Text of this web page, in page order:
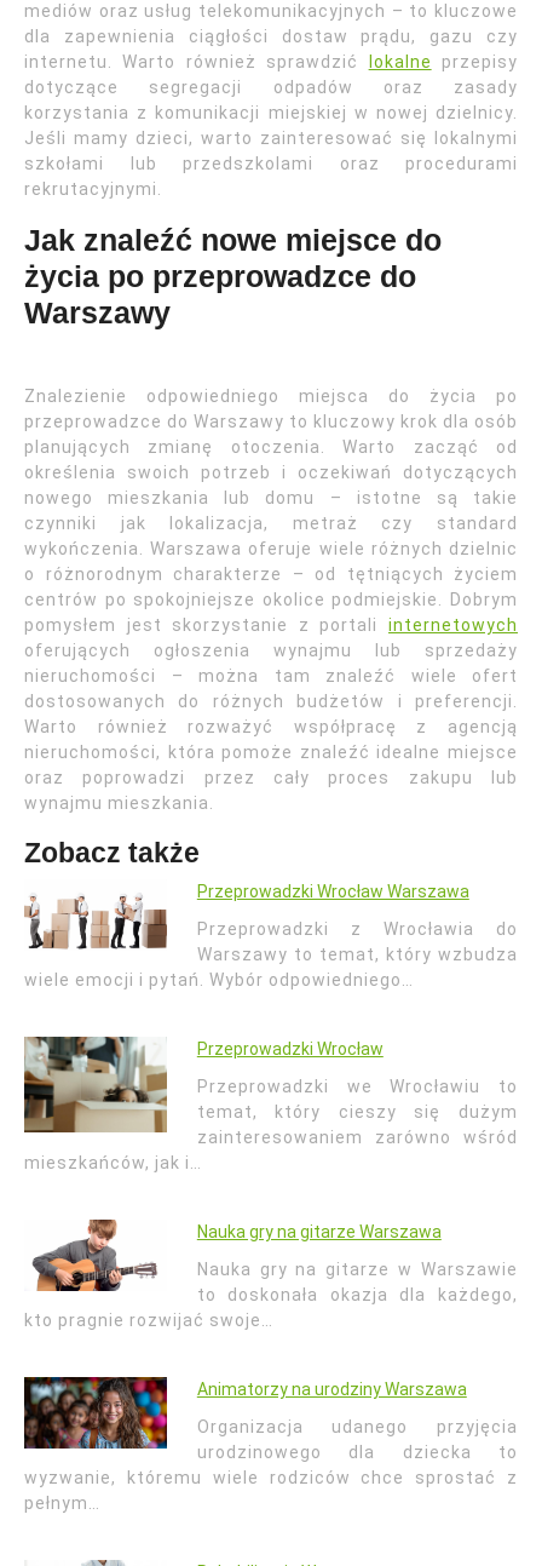
mediów oraz usług telekomunikacyjnych – to kluczowe
dla zapewnienia ciągłości dostaw prądu, gazu czy
internetu. Warto również sprawdzić
lokalne
przepisy
dotyczące segregacji odpadów oraz zasady
korzystania z komunikacji miejskiej w nowej dzielnicy.
Jeśli mamy dzieci, warto zainteresować się lokalnymi
szkołami lub przedszkolami oraz procedurami
rekrutacyjnymi.
Jak znaleźć nowe miejsce do
życia po przeprowadzce do
Warszawy
Znalezienie odpowiedniego miejsca do życia po
przeprowadzce do Warszawy to kluczowy krok dla osób
planujących zmianę otoczenia. Warto zacząć od
określenia swoich potrzeb i oczekiwań dotyczących
nowego mieszkania lub domu – istotne są takie
czynniki jak lokalizacja, metraż czy standard
wykończenia. Warszawa oferuje wiele różnych dzielnic
o różnorodnym charakterze – od tętniących życiem
centrów po spokojniejsze okolice podmiejskie. Dobrym
pomysłem jest skorzystanie z portali internetowych
oferujących ogłoszenia wynajmu lub sprzedaży
nieruchomości – można tam znaleźć wiele ofert
dostosowanych do różnych budżetów i preferencji.
Warto również rozważyć współpracę z agencją
nieruchomości, która pomoże znaleźć idealne miejsce
oraz poprowadzi przez cały proces zakupu lub
wynajmu mieszkania.
Zobacz także
Przeprowadzki Wrocław Warszawa
Przeprowadzki z Wrocławia do
Warszawy to temat, który wzbudza
wiele emocji i pytań. Wybór odpowiedniego…
Przeprowadzki Wrocław
Przeprowadzki we Wrocławiu to
temat, który cieszy się dużym
zainteresowaniem zarówno wśród
mieszkańców, jak i…
Nauka gry na gitarze Warszawa
Nauka gry na gitarze w Warszawie
to doskonała okazja dla każdego,
kto pragnie rozwijać swoje…
Animatorzy na urodziny Warszawa
Organizacja udanego przyjęcia
urodzinowego dla dziecka to
wyzwanie, któremu wiele rodziców chce sprostać z
pełnym…